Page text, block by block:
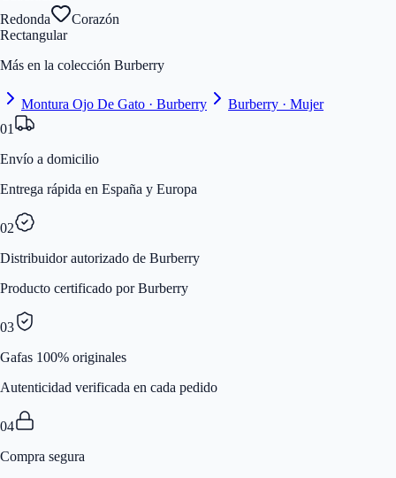
Redonda
Corazón
Rectangular
Más en la colección Burberry
Montura Ojo De Gato · Burberry
Burberry · Mujer
01
Envío a domicilio
Entrega rápida en España y Europa
02
Distribuidor autorizado de Burberry
Producto certificado por Burberry
03
Gafas 100% originales
Autenticidad verificada en cada pedido
04
Compra segura